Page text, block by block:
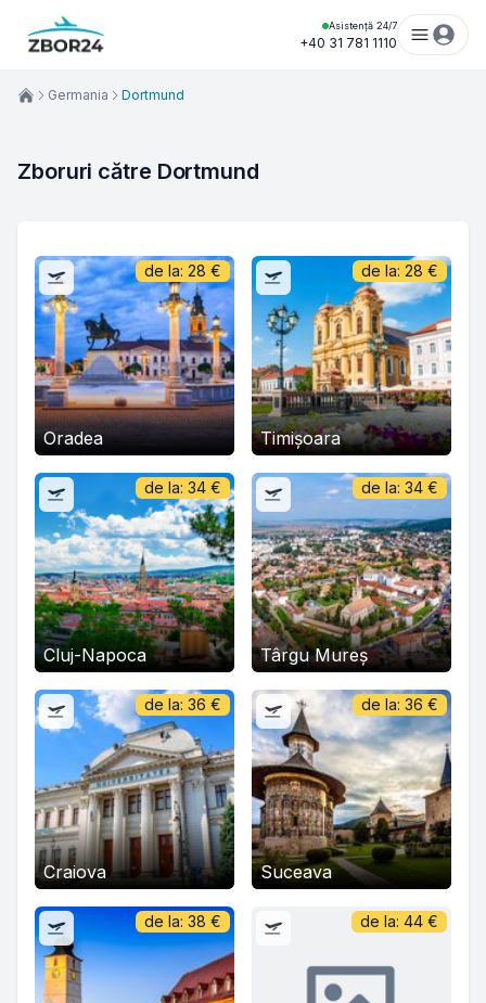
Asistență 24/7
+40 31 781 1110
Germania Dortmund
Zboruri către Dortmund
Oradea
de la: 28 €
Timișoara
de la: 28 €
Cluj-Napoca
de la: 34 €
Târgu Mureș
de la: 34 €
Craiova
de la: 36 €
Suceava
de la: 36 €
de la: 38 € de la: 44 €